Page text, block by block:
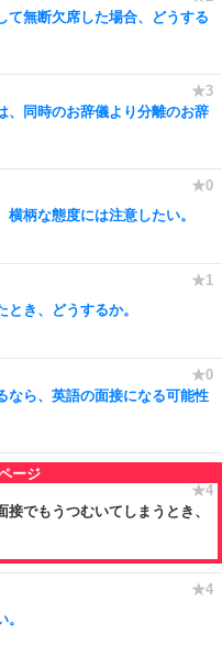
て無断欠席した場合、どうする
、同時のお辞儀より分離のお辞
柄な態度には注意したい。
き、どうするか。
なら、英語の面接になる可能性
でもうつむいてしまうとき、